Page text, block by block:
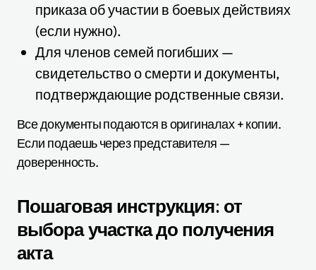
приказа об участии в боевых действиях
(если нужно).
Для членов семей погибших —
свидетельство о смерти и документы,
подтверждающие родственные связи.
Все документы подаются в оригиналах + копии.
Если подаешь через представителя —
доверенность.
Пошаговая инструкция: от
выбора участка до получения
акта